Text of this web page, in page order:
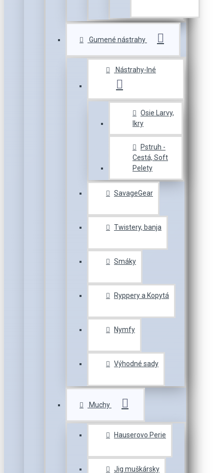
Gumené nástrahy
Nástrahy-Iné
Osie Larvy,
Ikry
Pstruh -
Cestá, Soft
Pelety
SavageGear
Twistery, banja
Smáky
Ryppery a Kopytá
Nymfy
Výhodné sady
Muchy
Hauserovo Perie
Jig muškársky